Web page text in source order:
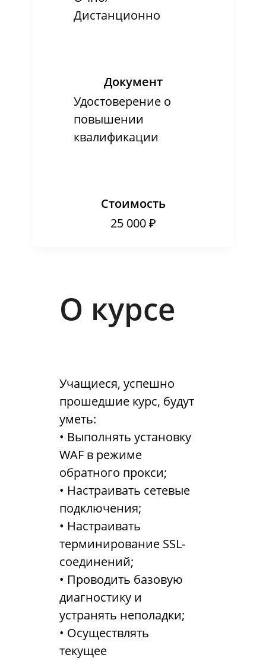
Дистанционно
Документ
Удостоверение о
повышении
квалификации
Стоимость
25 000 ₽
О курсе
Учащиеся, успешно
прошедшие курс, будут
уметь:
• Выполнять установку
WAF в режиме
обратного прокси;
• Настраивать сетевые
подключения;
• Настраивать
терминирование SSL-
соединений;
• Проводить базовую
диагностику и
устранять неполадки;
• Осуществлять
текущее